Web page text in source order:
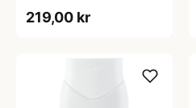
219,00 kr